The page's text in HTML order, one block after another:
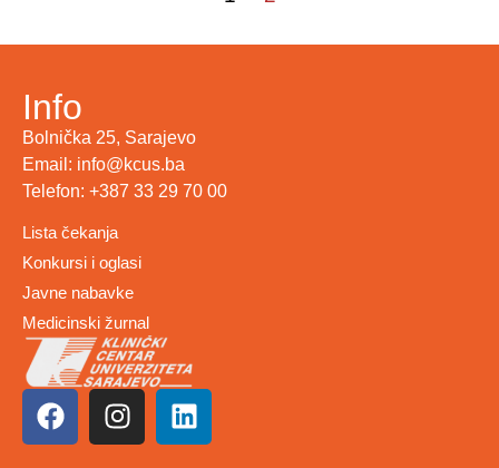
Info
Bolnička 25, Sarajevo
Email: info@kcus.ba
Telefon: +387 33 29 70 00
Lista čekanja
Konkursi i oglasi
Javne nabavke
Medicinski žurnal